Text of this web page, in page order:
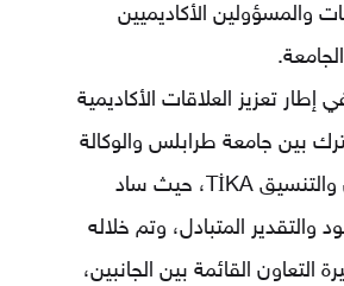
والمسؤولين الأكاديميين
إطار تعزيز العلاقات الأكاديمية
بين جامعة طرابلس والوكالة
التركية للتعاون والتنسيق TİKA، حيث ساد
والتقدير المتبادل، وتم خلاله
القائمة بين الجانبين،